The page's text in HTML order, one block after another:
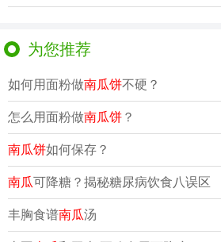
分钟左右(
为您推荐
如何用面粉做南瓜饼不硬？
怎么用面粉做南瓜饼 ？
南瓜饼如何保存？
南瓜可降糖？揭秘糖尿病饮食八误区
丰胸食谱南瓜汤